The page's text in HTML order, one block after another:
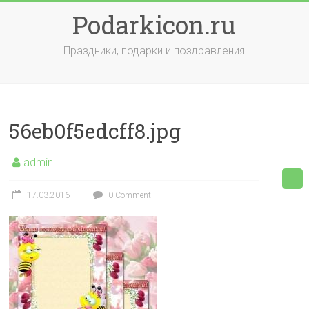
Podarkicon.ru
Праздники, подарки и поздравления
56eb0f5edcff8.jpg
admin
17.03.2016 0 Comment